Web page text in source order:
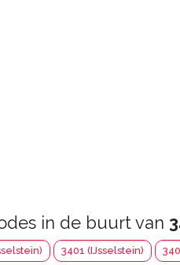
in de buurt van
3401 (IJsselstein)